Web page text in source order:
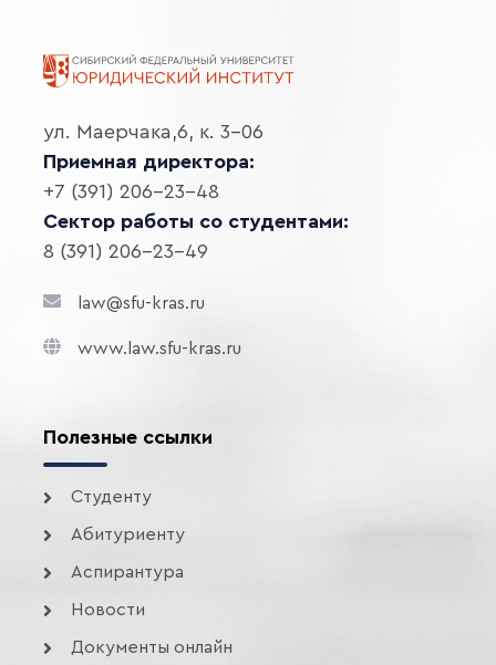
ул. Маерчака,6, к. 3-06
Приемная директора:
+7 (391) 206-23-48
Сектор работы со студентами:
8 (391) 206-23-49
law@sfu-kras.ru
www.law.sfu-kras.ru
Полезные ссылки
Студенту
Абитуриенту
Аспирантура
Новости
Документы онлайн